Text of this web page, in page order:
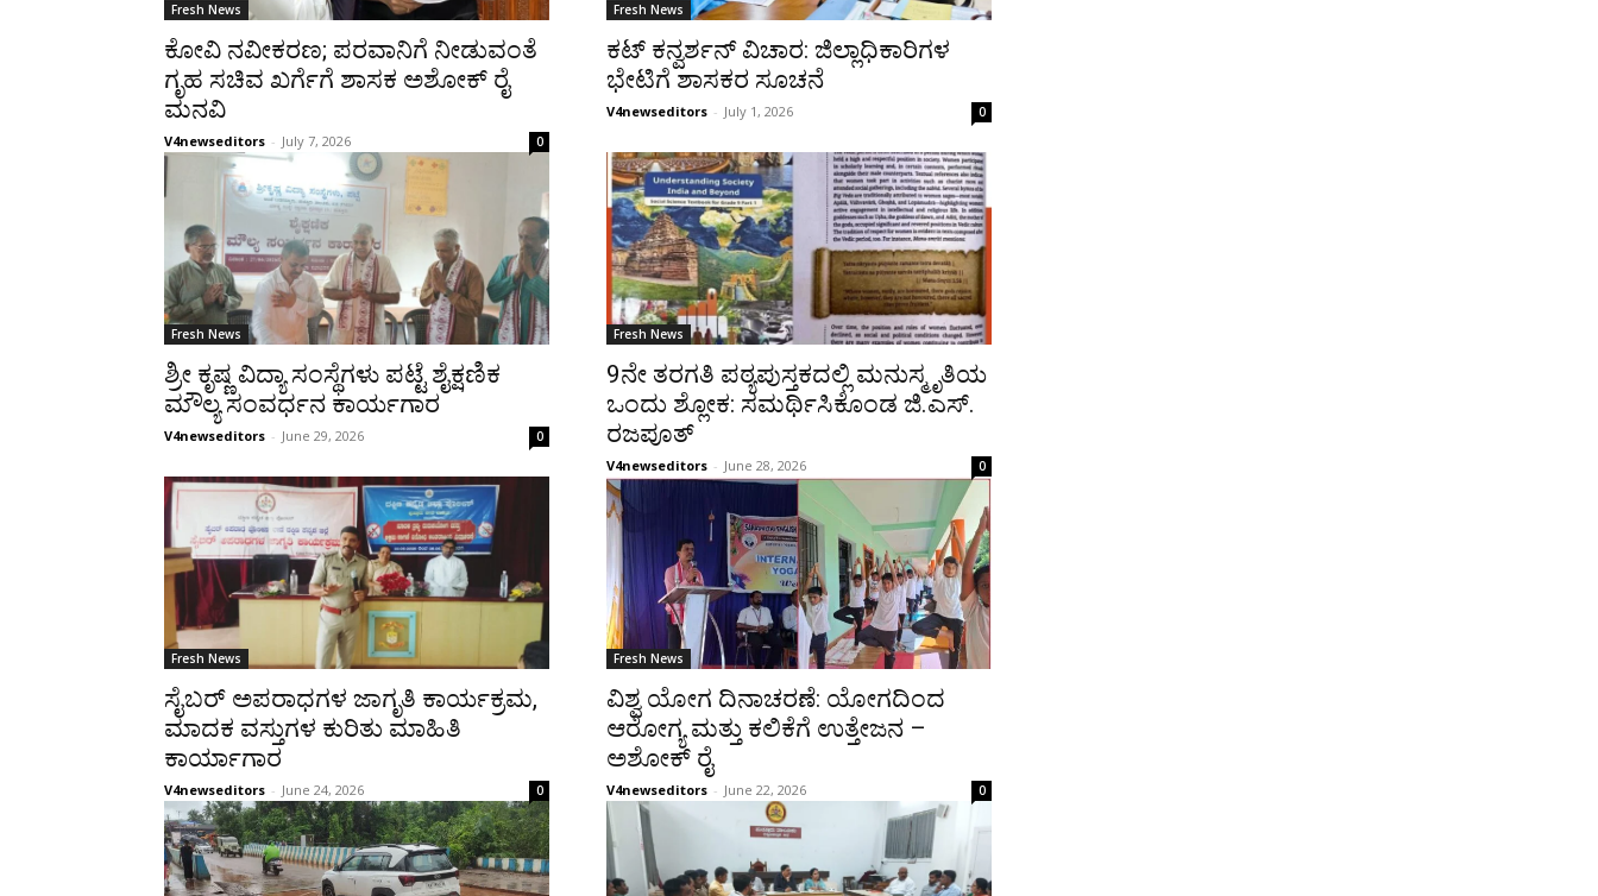
Fresh News
ಕೋವಿ ನವೀಕರಣ; ಪರವಾನಿಗೆ ನೀಡುವಂತೆ
ಗೃಹ ಸಚಿವ ಖರ್ಗೆಗೆ ಶಾಸಕ ಅಶೋಕ್ ರೈ
ಮನವಿ
V4newseditors - July 7, 2026 0
Fresh News
ಕಟ್ ಕನ್ವರ್ಶನ್ ವಿಚಾರ: ಜಿಲ್ಲಾಧಿಕಾರಿಗಳ
ಭೇಟಿಗೆ ಶಾಸಕರ ಸೂಚನೆ
V4newseditors - July 1, 2026 0
Fresh News
ಶ್ರೀ ಕೃಷ್ಣ ವಿದ್ಯಾ ಸಂಸ್ಥೆಗಳು ಪಟ್ಟೆ ಶೈಕ್ಷಣಿಕ
ಮೌಲ್ಯ ಸಂವರ್ಧನ ಕಾರ್ಯಗಾರ
V4newseditors - June 29, 2026 0
Fresh News
9ನೇ ತರಗತಿ ಪಠ್ಯಪುಸ್ತಕದಲ್ಲಿ ಮನುಸ್ಮೃತಿಯ
ಒಂದು ಶ್ಲೋಕ: ಸಮರ್ಥಿಸಿಕೊಂಡ ಜಿ.ಎಸ್.
ರಜಪೂತ್
V4newseditors - June 28, 2026 0
Fresh News
ಸೈಬರ್ ಅಪರಾಧಗಳ ಜಾಗೃತಿ ಕಾರ್ಯಕ್ರಮ,
ಮಾದಕ ವಸ್ತುಗಳ ಕುರಿತು ಮಾಹಿತಿ
ಕಾರ್ಯಾಗಾರ
V4newseditors - June 24, 2026 0
Fresh News
ವಿಶ್ವ ಯೋಗ ದಿನಾಚರಣೆ: ಯೋಗದಿಂದ
ಆರೋಗ್ಯ ಮತ್ತು ಕಲಿಕೆಗೆ ಉತ್ತೇಜನ –
ಅಶೋಕ್ ರೈ
V4newseditors - June 22, 2026 0